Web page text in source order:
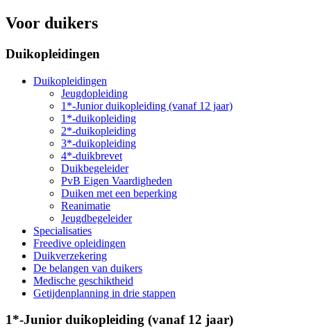
Voor duikers
Duikopleidingen
Duikopleidingen
Jeugdopleiding
1*-Junior duikopleiding (vanaf 12 jaar)
1*-duikopleiding
2*-duikopleiding
3*-duikopleiding
4*-duikbrevet
Duikbegeleider
PvB Eigen Vaardigheden
Duiken met een beperking
Reanimatie
Jeugdbegeleider
Specialisaties
Freedive opleidingen
Duikverzekering
De belangen van duikers
Medische geschiktheid
Getijdenplanning in drie stappen
1*-Junior duikopleiding (vanaf 12 jaar)